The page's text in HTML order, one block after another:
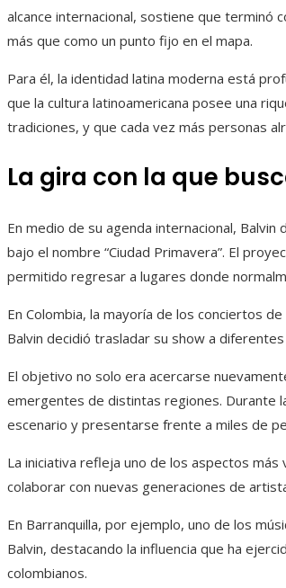
alcance internacional, sostiene que terminó
más que como un punto fijo en el mapa.
Para él, la identidad latina moderna está
que la cultura latinoamericana posee una
tradiciones, y que cada vez más personas
La gira con la que
En medio de su agenda internacional,
bajo el nombre “Ciudad Primavera”. El
permitido regresar a lugares donde
En Colombia, la mayoría de los conciertos
Balvin decidió trasladar su show a
El objetivo no solo era acercarse
emergentes de distintas regiones. Durante
escenario y presentarse frente a miles de
La iniciativa refleja uno de los aspectos
colaborar con nuevas generaciones de
En Barranquilla, por ejemplo, uno de los
Balvin, destacando la influencia que ha
colombianos.